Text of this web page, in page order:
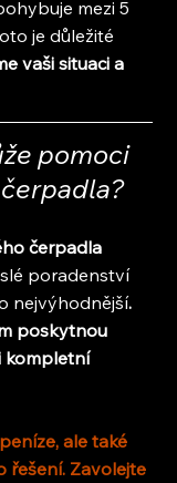
mezi 5
je důležité
vaši situaci a
pomoci
čerpadla
poradenství
nejvýhodnější.
poskytnou
kompletní
ale také
řešení. Zavolejte